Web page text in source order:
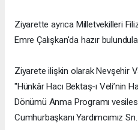
Ziyarette ayrıca Milletvekilleri
Emre Çalışkan'da hazır
Ziyarete ilişkin olarak Nevşehir
"Hünkâr Hacı Bektaş-ı Veli’nin
Dönümü Anma Programı
Cumhurbaşkanı Yardımcımız